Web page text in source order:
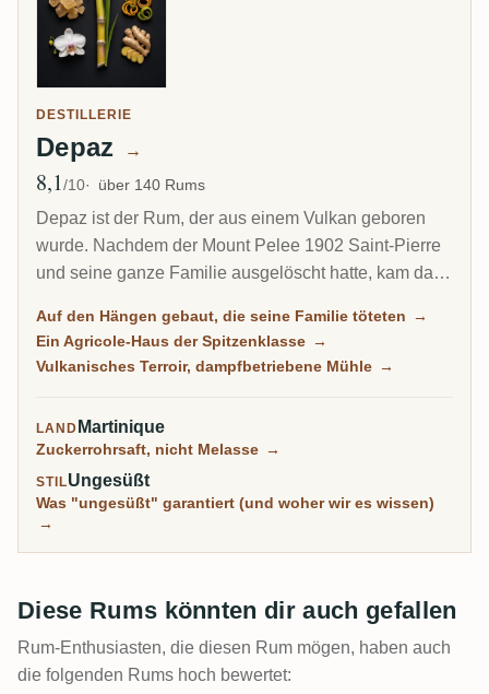
DESTILLERIE
Depaz →
Ø Bewertung
8,1/10 über 140 Rums
Depaz ist der Rum, der aus einem Vulkan geboren
wurde. Nachdem der Mount Pelee 1902 Saint-Pierre
und seine ganze Familie ausgelöscht hatte, kam das
Zuckerrohr an genau den Hängen, die sie getötet
hatten. Die Brennerei, die er 1917 baute, steht bis
Auf den Hängen gebaut, die seine Familie töteten →
Ein Agricole-Haus der Spitzenklasse →
Vulkanisches Terroir, dampfbetriebene Mühle →
LAND Martinique
Zuckerrohrsaft, nicht Melasse →
STILUngesüßt
Was "ungesüßt" garantiert (und woher wir es wissen)
→
Diese Rums könnten dir auch gefallen
Rum-Enthusiasten, die diesen Rum mögen, haben auch
die folgenden Rums hoch bewertet: